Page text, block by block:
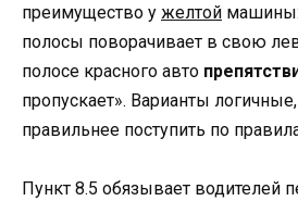
преимущество у желтой машины:
полосы поворачивает в свою
полосе красного авто
пропускает». Варианты
правильнее поступить по
Пункт 8.5 обязывает водителей